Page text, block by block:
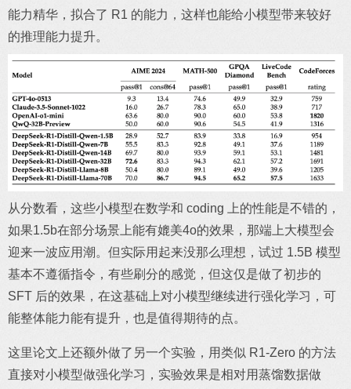
能力精华，拟合了 R1 的能力，这样也能给小模型带来较好
的推理能力提升。
从分数看，这些小模型在数学和 coding 上的性能是不错的，
如果1.5b在部分场景上能有媲美4o的效果，那端上大模型会
迎来一波应用潮。但实际用起来没那么理想，试过 1.5B 模型
基本不遵循指令，有些刷分的感觉，但这仅是做了初步的
SFT 后的效果，在这基础上对小模型继续进行强化学习，可
能整体能力能有提升，也是值得期待的点。
这里论文上还额外做了另一个实验，用类似 R1-Zero 的方法
直接对小模型做强化学习，实验效果是相对用蒸馏数据做